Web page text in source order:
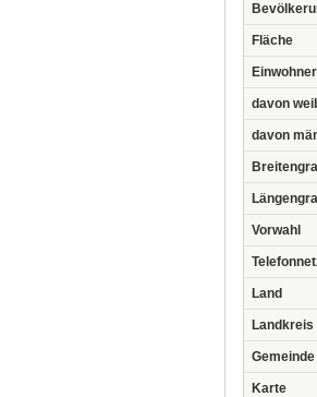
Fläche
Einwohner
davon
davon
Vorwahl
Land
Landkreis
Gemeinde
Karte